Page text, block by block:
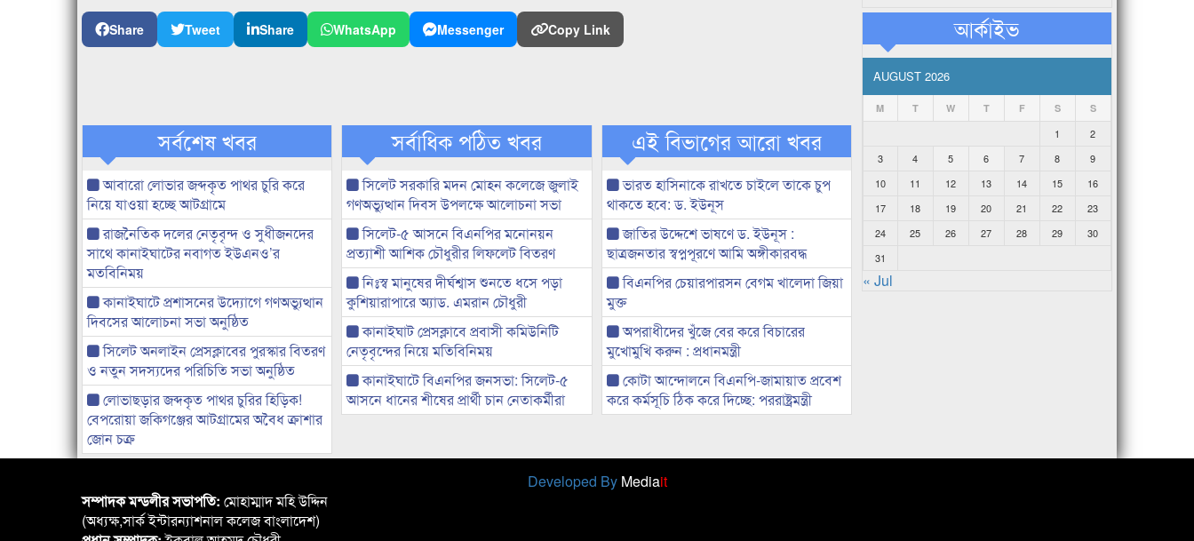
Share Tweet Share WhatsApp Messenger Copy Link
সর্বশেষ খবর
আবারো লোভার জব্দকৃত পাথর চুরি করে
নিয়ে যাওয়া হচ্ছে আটগ্রামে
রাজনৈতিক দলের নেতৃবৃন্দ ও সুধীজনদের
সাথে কানাইঘাটের নবাগত ইউএনও’র
মতবিনিময়
কানাইঘাটে প্রশাসনের উদ্যোগে গণঅভ্যুত্থান
দিবসের আলোচনা সভা অনুষ্ঠিত
সিলেট অনলাইন প্রেসক্লাবের পুরস্কার বিতরণ
ও নতুন সদস্যদের পরিচিতি সভা অনুষ্ঠিত
লোভাছড়ার জব্দকৃত পাথর চুরির হিড়িক!
বেপরোয়া জকিগঞ্জের আটগ্রামের অবৈধ ক্রাশার
জোন চক্র
সর্বাধিক পঠিত খবর
সিলেট সরকারি মদন মোহন কলেজে জুলাই
গণঅভ্যুত্থান দিবস উপলক্ষে আলোচনা সভা
সিলেট-৫ আসনে বিএনপির মনোনয়ন
প্রত্যাশী আশিক চৌধুরীর লিফলেট বিতরণ
নিঃস্ব মানুষের দীর্ঘশ্বাস শুনতে ধসে পড়া
কুশিয়ারাপারে অ্যাড. এমরান চৌধুরী
কানাইঘাট প্রেসক্লাবে প্রবাসী কমিউনিটি
নেতৃবৃন্দের নিয়ে মতিবিনিময়
কানাইঘাটে বিএনপির জনসভা: সিলেট-৫
আসনে ধানের শীষের প্রার্থী চান নেতাকর্মীরা
এই বিভাগের আরো খবর
ভারত হাসিনাকে রাখতে চাইলে তাকে চুপ
থাকতে হবে: ড. ইউনূস
জাতির উদ্দেশে ভাষণে ড. ইউনূস :
ছাত্রজনতার স্বপ্নপূরণে আমি অঙ্গীকারবদ্ধ
বিএনপির চেয়ারপারসন বেগম খালেদা জিয়া
মুক্ত
অপরাধীদের খুঁজে বের করে বিচারের
মুখোমুখি করুন : প্রধানমন্ত্রী
কোটা আন্দোলনে বিএনপি-জামায়াত প্রবেশ
করে কর্মসূচি ঠিক করে দিচ্ছে: পররাষ্ট্রমন্ত্রী
আর্কাইভ
AUGUST 2026
M T W T F S S
1
2
3
4 5 6 7 8
9
10
11 12 13 14 15
16
17
18 19 20 21 22
23
24
25 26 27 28 29
30
31
« Jul
Developed By Mediait
সম্পাদক মন্ডলীর সভাপতি: মোহাম্মাদ মহি উদ্দিন
(অধ্যক্ষ,সার্ক ইন্টারন্যাশনাল কলেজ বাংলাদেশ)